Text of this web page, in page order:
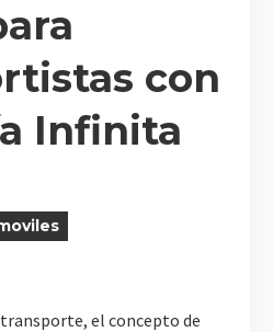
con
Infinita
el concepto de